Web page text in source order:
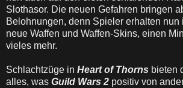
Slothasor. Die neuen Gefahren bringen
Belohnungen, denn Spieler erhalten
neue Waffen und Waffen-Skins, einen
vieles mehr.
Schlachtzüge in Heart of Thorns bieten
alles, was Guild Wars 2 positiv von